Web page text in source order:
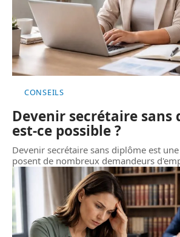
CONSEILS
Devenir secrétaire sans
est-ce possible ?
Devenir secrétaire sans diplôme est
posent de nombreux demandeurs